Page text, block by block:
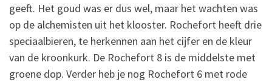
geeft. Het goud was er dus wel, maar het wachten was
op de alchemisten uit het klooster. Rochefort heeft drie
speciaalbieren, te herkennen aan het cijfer en de kleur
van de kroonkurk. De Rochefort 8 is de middelste met
groene dop. Verder heb je nog Rochefort 6 met rode